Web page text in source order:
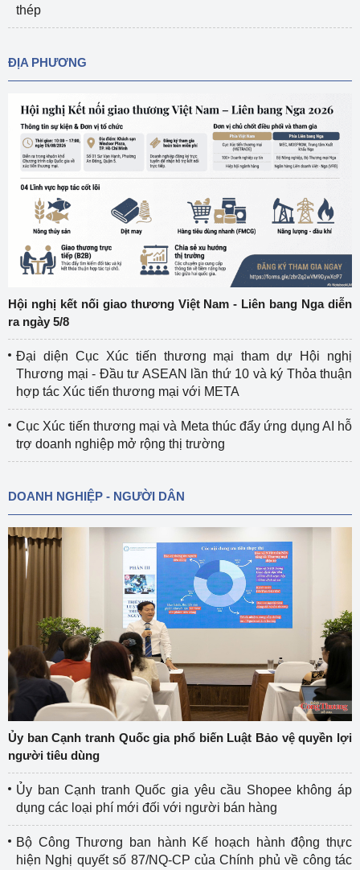
thép
ĐỊA PHƯƠNG
Hội nghị kết nối giao thương Việt Nam - Liên bang Nga diễn
ra ngày 5/8
Đại diện Cục Xúc tiến thương mại tham dự Hội nghị
Thương mại - Đầu tư ASEAN lần thứ 10 và ký Thỏa thuận
hợp tác Xúc tiến thương mại với META
Cục Xúc tiến thương mại và Meta thúc đẩy ứng dụng AI hỗ
trợ doanh nghiệp mở rộng thị trường
DOANH NGHIỆP - NGƯỜI DÂN
Ủy ban Cạnh tranh Quốc gia phổ biến Luật Bảo vệ quyền lợi
người tiêu dùng
Ủy ban Cạnh tranh Quốc gia yêu cầu Shopee không áp
dụng các loại phí mới đối với người bán hàng
Bộ Công Thương ban hành Kế hoạch hành động thực
hiện Nghị quyết số 87/NQ-CP của Chính phủ về công tác